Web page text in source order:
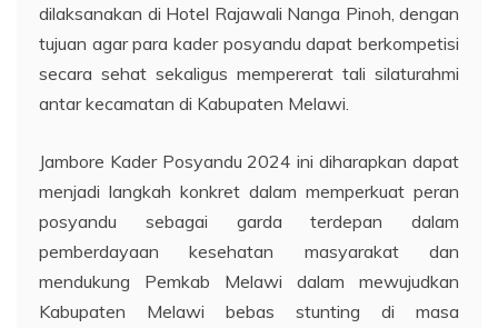
dilaksanakan di Hotel Rajawali Nanga Pinoh, dengan
tujuan agar para kader posyandu dapat berkompetisi
secara sehat sekaligus mempererat tali silaturahmi
antar kecamatan di Kabupaten Melawi.
Jambore Kader Posyandu 2024 ini diharapkan dapat
menjadi langkah konkret dalam memperkuat peran
posyandu sebagai garda terdepan dalam
pemberdayaan kesehatan masyarakat dan
mendukung Pemkab Melawi dalam mewujudkan
Kabupaten Melawi bebas stunting di masa